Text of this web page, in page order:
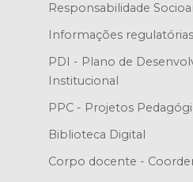
Responsabilidade
Informações regulatórias
PDI - Plano de
Institucional
PPC - Projetos
Biblioteca Digital
Corpo docente -